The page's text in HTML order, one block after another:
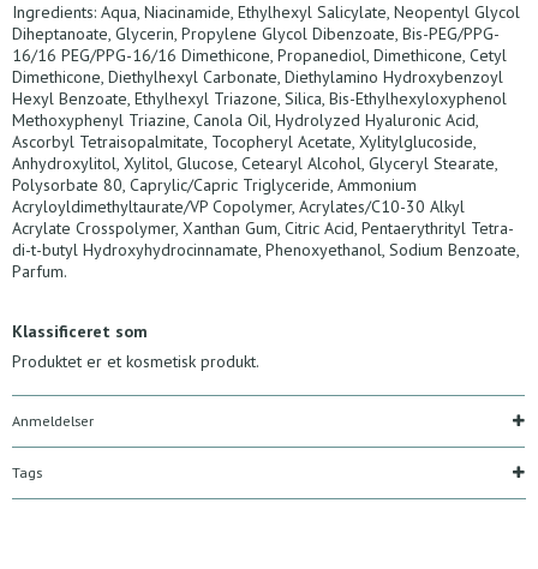
Ingredients: Aqua, Niacinamide, Ethylhexyl Salicylate, Neopentyl Glycol
Diheptanoate, Glycerin, Propylene Glycol Dibenzoate, Bis-PEG/PPG-
16/16 PEG/PPG-16/16 Dimethicone, Propanediol, Dimethicone, Cetyl
Dimethicone, Diethylhexyl Carbonate, Diethylamino Hydroxybenzoyl
Hexyl Benzoate, Ethylhexyl Triazone, Silica, Bis-Ethylhexyloxyphenol
Methoxyphenyl Triazine, Canola Oil, Hydrolyzed Hyaluronic Acid,
Ascorbyl Tetraisopalmitate, Tocopheryl Acetate, Xylitylglucoside,
Anhydroxylitol, Xylitol, Glucose, Cetearyl Alcohol, Glyceryl Stearate,
Polysorbate 80, Caprylic/Capric Triglyceride, Ammonium
Acryloyldimethyltaurate/VP Copolymer, Acrylates/C10-30 Alkyl
Acrylate Crosspolymer, Xanthan Gum, Citric Acid, Pentaerythrityl Tetra-
di-t-butyl Hydroxyhydrocinnamate, Phenoxyethanol, Sodium Benzoate,
Parfum.
Klassificeret som
Produktet er et kosmetisk produkt.
Anmeldelser
Tags